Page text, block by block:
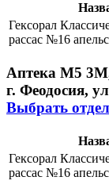
Гексорал
рассас №16
Аптека М5
г. Феодосия,
Выбрать
Гексорал
рассас №16